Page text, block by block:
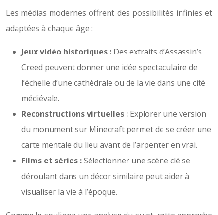
Les médias modernes offrent des possibilités infinies et
adaptées à chaque âge :
Jeux vidéo historiques : Des extraits d’Assassin’s
Creed peuvent donner une idée spectaculaire de
l’échelle d’une cathédrale ou de la vie dans une cité
médiévale.
Reconstructions virtuelles : Explorer une version
du monument sur Minecraft permet de se créer une
carte mentale du lieu avant de l’arpenter en vrai.
Films et séries :Sélectionner une scène clé se
déroulant dans un décor similaire peut aider à
visualiser la vie à l’époque.